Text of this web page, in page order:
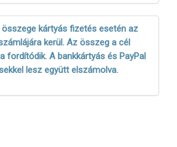
kártyás fizetés esetén az
kerül. Az összeg a cél
fordítódik. A bankkártyás és PayPal
lesz együtt elszámolva.